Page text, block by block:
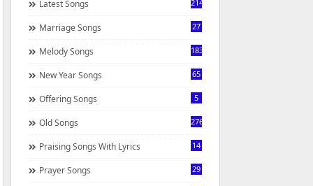
Latest Songs 214
Marriage Songs 27
Melody Songs 183
New Year Songs 65
Offering Songs 5
Old Songs 276
Praising Songs With Lyrics 14
Prayer Songs 29